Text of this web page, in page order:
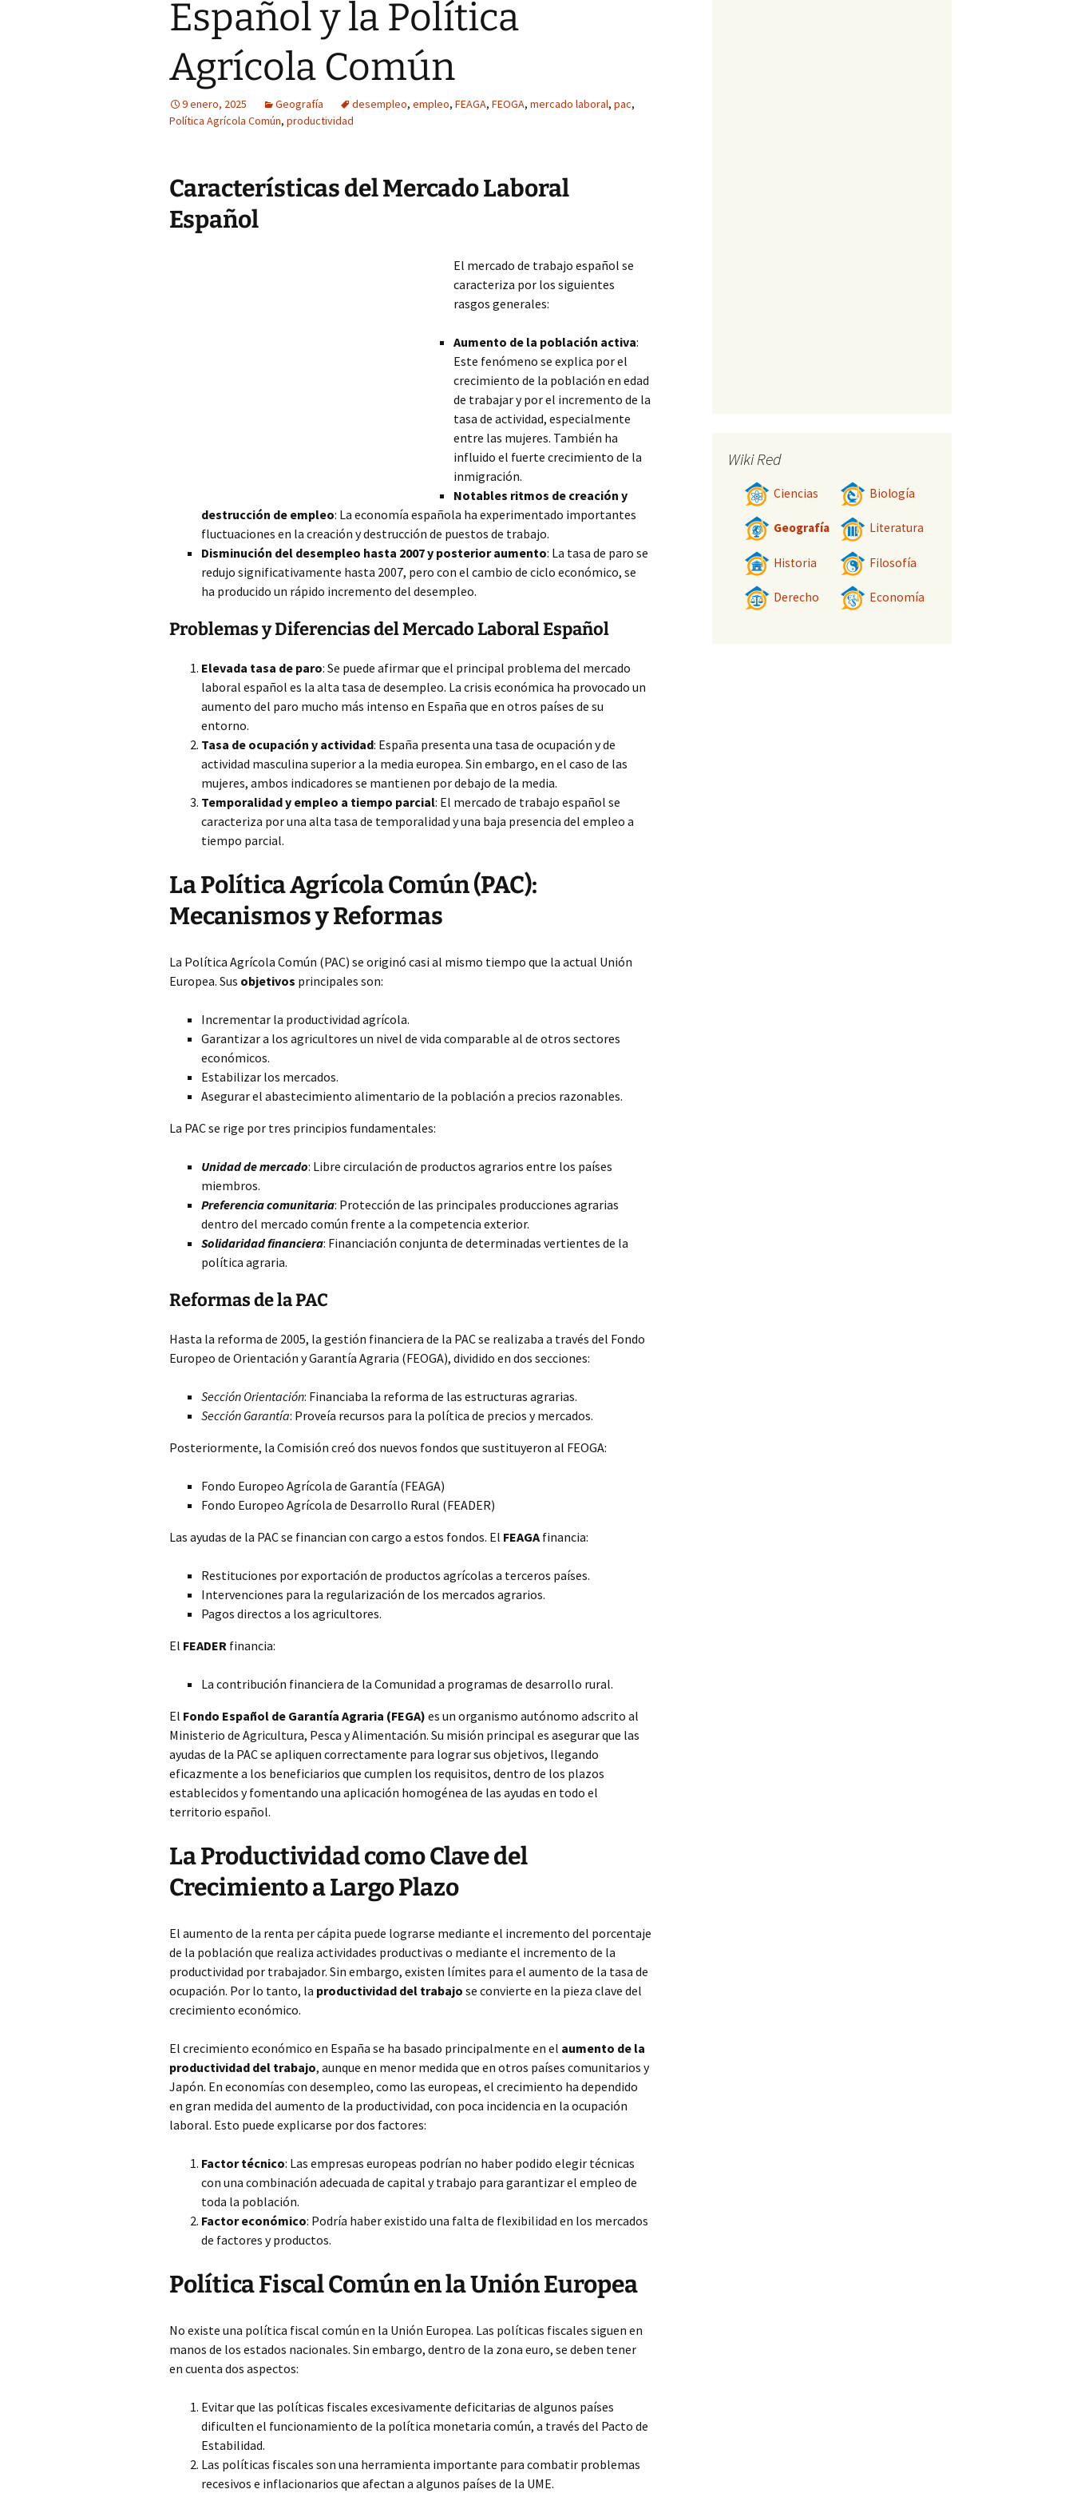
Español y la Política
Agrícola Común
9 enero, 2025 Geografía desempleo, empleo, FEAGA, FEOGA, mercado laboral, pac,
Política Agrícola Común, productividad
Características del Mercado Laboral
Español
El mercado de trabajo español se
caracteriza por los siguientes
rasgos generales:
Aumento de la población activa:
Este fenómeno se explica por el
crecimiento de la población en edad
de trabajar y por el incremento de la
tasa de actividad, especialmente
entre las mujeres. También ha
influido el fuerte crecimiento de la
inmigración.
Notables ritmos de creación y
destrucción de empleo: La economía española ha experimentado importantes
fluctuaciones en la creación y destrucción de puestos de trabajo.
Disminución del desempleo hasta 2007 y posterior aumento: La tasa de paro se
redujo significativamente hasta 2007, pero con el cambio de ciclo económico, se
ha producido un rápido incremento del desempleo.
Problemas y Diferencias del Mercado Laboral Español
Elevada tasa de paro: Se puede afirmar que el principal problema del mercado
laboral español es la alta tasa de desempleo. La crisis económica ha provocado un
aumento del paro mucho más intenso en España que en otros países de su
entorno.
Tasa de ocupación y actividad: España presenta una tasa de ocupación y de
actividad masculina superior a la media europea. Sin embargo, en el caso de las
mujeres, ambos indicadores se mantienen por debajo de la media.
Temporalidad y empleo a tiempo parcial: El mercado de trabajo español se
caracteriza por una alta tasa de temporalidad y una baja presencia del empleo a
tiempo parcial.
La Política Agrícola Común (PAC):
Mecanismos y Reformas
La Política Agrícola Común (PAC) se originó casi al mismo tiempo que la actual Unión
Europea. Sus objetivos principales son:
Incrementar la productividad agrícola.
Garantizar a los agricultores un nivel de vida comparable al de otros sectores
económicos.
Estabilizar los mercados.
Asegurar el abastecimiento alimentario de la población a precios razonables.
La PAC se rige por tres principios fundamentales:
Unidad de mercado: Libre circulación de productos agrarios entre los países
miembros.
Preferencia comunitaria: Protección de las principales producciones agrarias
dentro del mercado común frente a la competencia exterior.
Solidaridad financiera: Financiación conjunta de determinadas vertientes de la
política agraria.
Reformas de la PAC
Hasta la reforma de 2005, la gestión financiera de la PAC se realizaba a través del Fondo
Europeo de Orientación y Garantía Agraria (FEOGA), dividido en dos secciones:
Sección Orientación: Financiaba la reforma de las estructuras agrarias.
Sección Garantía: Proveía recursos para la política de precios y mercados.
Posteriormente, la Comisión creó dos nuevos fondos que sustituyeron al FEOGA:
Fondo Europeo Agrícola de Garantía (FEAGA)
Fondo Europeo Agrícola de Desarrollo Rural (FEADER)
Las ayudas de la PAC se financian con cargo a estos fondos. El FEAGAfinancia:
Restituciones por exportación de productos agrícolas a terceros países.
Intervenciones para la regularización de los mercados agrarios.
Pagos directos a los agricultores.
El FEADER financia:
La contribución financiera de la Comunidad a programas de desarrollo rural.
El Fondo Español de Garantía Agraria (FEGA) es un organismo autónomo adscrito al
Ministerio de Agricultura, Pesca y Alimentación. Su misión principal es asegurar que las
ayudas de la PAC se apliquen correctamente para lograr sus objetivos, llegando
eficazmente a los beneficiarios que cumplen los requisitos, dentro de los plazos
establecidos y fomentando una aplicación homogénea de las ayudas en todo el
territorio español.
La Productividad como Clave del
Crecimiento a Largo Plazo
El aumento de la renta per cápita puede lograrse mediante el incremento del porcentaje
de la población que realiza actividades productivas o mediante el incremento de la
productividad por trabajador. Sin embargo, existen límites para el aumento de la tasa de
ocupación. Por lo tanto, la productividad del trabajo se convierte en la pieza clave del
crecimiento económico.
El crecimiento económico en España se ha basado principalmente en el aumento de la
productividad del trabajo, aunque en menor medida que en otros países comunitarios y
Japón. En economías con desempleo, como las europeas, el crecimiento ha dependido
en gran medida del aumento de la productividad, con poca incidencia en la ocupación
laboral. Esto puede explicarse por dos factores:
Factor técnico: Las empresas europeas podrían no haber podido elegir técnicas
con una combinación adecuada de capital y trabajo para garantizar el empleo de
toda la población.
Factor económico: Podría haber existido una falta de flexibilidad en los mercados
de factores y productos.
Política Fiscal Común en la Unión Europea
No existe una política fiscal común en la Unión Europea. Las políticas fiscales siguen en
manos de los estados nacionales. Sin embargo, dentro de la zona euro, se deben tener
en cuenta dos aspectos:
Evitar que las políticas fiscales excesivamente deficitarias de algunos países
dificulten el funcionamiento de la política monetaria común, a través del Pacto de
Estabilidad.
Las políticas fiscales son una herramienta importante para combatir problemas
recesivos e inflacionarios que afectan a algunos países de la UME.
Wiki Red
Ciencias Biología
Geografía Literatura
Historia Filosofía
Derecho Economía